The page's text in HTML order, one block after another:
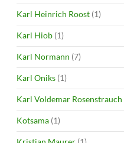
Karl Heinrich Roost (1)
Karl Hiob (1)
Karl Normann (7)
Karl Oniks (1)
Karl Voldemar Rosenstrauch
Kotsama (1)